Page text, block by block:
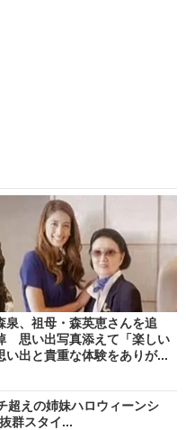
泉、祖母・森英恵さんを追
思い出写真添えて「楽しい
い出と貴重な体験をありが...
超えの姉妹ハロウィーンシ
群スタイ...